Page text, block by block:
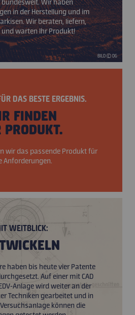
BILD © DG
Wir haben
in der Herstellung und im
Wir beraten, liefern,
warten Ihr Produkt!
DAS BESTE ERGEBNIS.
FINDEN
PRODUKT.
wir das passende Produkt für
Anforderungen.
WEITBLICK:
haben bis heute vier Patente
Auf einer mit CAD
Anlage wird weiter an der
Techniken gearbeitet und in
können die